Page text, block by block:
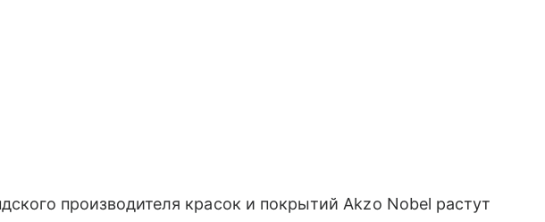
производителя красок и покрытий Akzo Nobel растут